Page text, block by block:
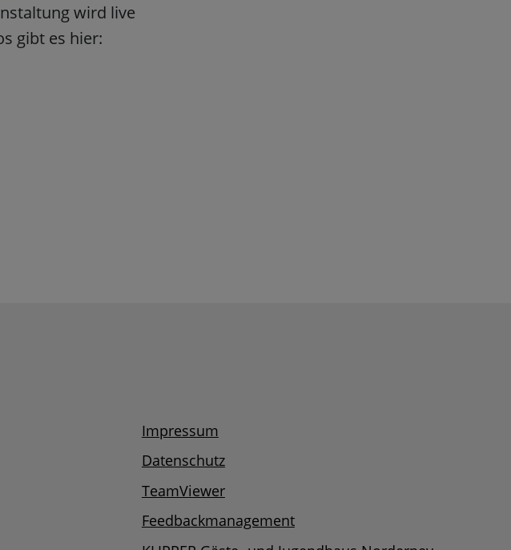
wird live
gibt es hier:
Impressum
Datenschutz
TeamViewer
Feedbackmanagement